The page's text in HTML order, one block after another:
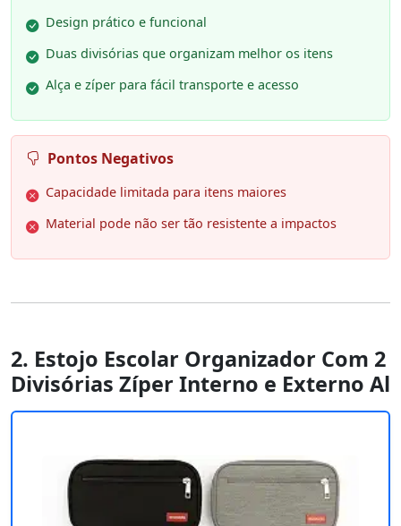
Design prático e funcional
Duas divisórias que organizam melhor os itens
Alça e zíper para fácil transporte e acesso
Pontos Negativos
Capacidade limitada para itens maiores
Material pode não ser tão resistente a impactos
2. Estojo Escolar Organizador Com 2
Divisórias Zíper Interno e Externo Al